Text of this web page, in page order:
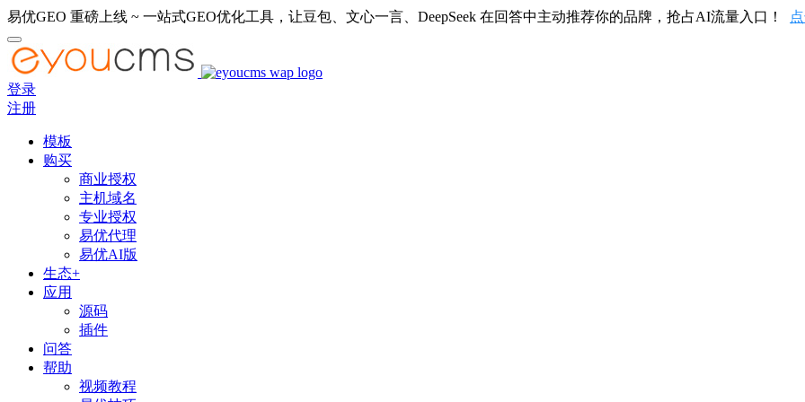
易优GEO 重磅上线 ~ 一站式GEO优化工具，让豆包、文心一言、DeepSeek 在回答中主动推荐你的品牌，抢占AI流量入口！
登录
注册
模板
购买
商业授权
主机域名
专业授权
易优代理
易优AI版
生态+
应用
源码
插件
问答
帮助
视频教程